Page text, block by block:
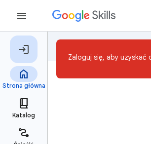
Zaloguj się, aby